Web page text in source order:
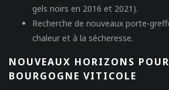
gels noirs en 2016 et 2021).
Recherche de nouveaux porte-
chaleur et à la sécheresse.
NOUVEAUX HORIZONS
BOURGOGNE VITICOLE